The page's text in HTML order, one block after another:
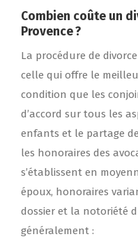
Combien coûte un
Provence ?
La procédure de
celle qui offre le
condition que les
d’accord sur tous les
enfants et le partage
les honoraires des
s’établissent en
époux, honoraires
dossier et la notoriété
généralement :